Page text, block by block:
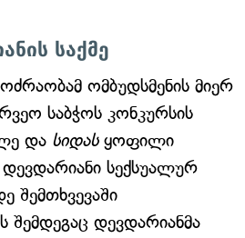
საქმე
ომბუდსმენის მიერ
საბჭოს კონკურსის
და სიდასყოფილი
სექსუალურ
შემთხვევაში
შემდეგაც დევდარიანმა